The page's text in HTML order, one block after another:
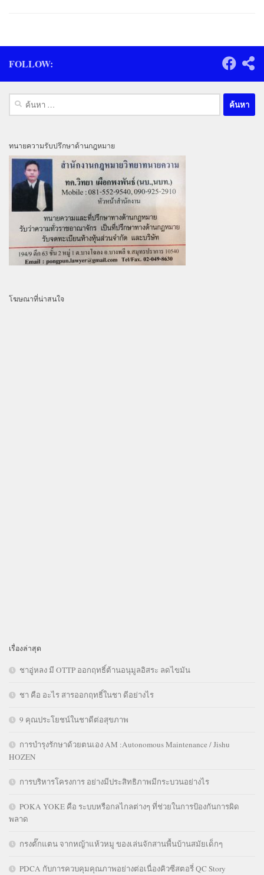
FOLLOW:
ค้นหา
สำหรับ:
ทนายความรับปรึกษาด้านกฎหมาย
โฆษณาที่น่าสนใจ
เรื่องล่าสุด
ชาอู่หลง มี OTTP ออกฤทธิ์ต้านอนุมูลอิสระ ลดไขมัน
ชา คือ อะไร สารออกฤทธิ์ในชา ดีอย่างไร
9 คุณประโยชน์ในชาดีต่อสุขภาพ
การบำรุงรักษาด้วยตนเอง AM :Autonomous Maintenance / Jishu
HOZEN
การบริหารโครงการ อย่างมีประสิทธิภาพมีกระบวนอย่างไร
POKA YOKE คือ ระบบหรือกลไกลต่างๆ ที่ช่วยในการป้องกันการผิด
พลาด
กรงตั๊กแตน จากหญ้าแห้วหมู ของเล่นจักสานพื้นบ้านสมัยเด็กๆ
PDCA กับการควบคุมคุณภาพอย่างต่อเนื่องคิวซีสตอรี่ QC Story